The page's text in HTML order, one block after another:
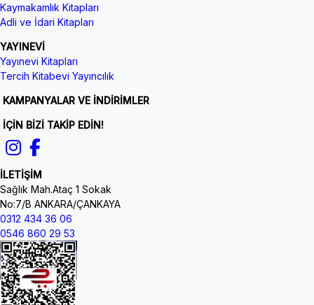
Kaymakamlık Kitapları
Adli ve İdari Kitapları
YAYINEVİ
Yayınevi Kitapları
Tercih Kitabevi Yayıncılık
KAMPANYALAR VE İNDİRİMLER
İÇİN BİZİ TAKİP EDİN!
İLETİŞİM
Sağlık Mah.Ataç 1 Sokak
No:7/B ANKARA/ÇANKAYA
0312 434 36 06
0546 860 29 53